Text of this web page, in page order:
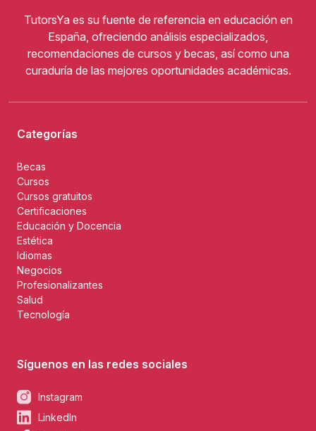
TutorsYa es su fuente de referencia en educación en
España, ofreciendo análisis especializados,
recomendaciones de cursos y becas, así como una
curaduría de las mejores oportunidades académicas.
Categorías
Becas
Cursos
Cursos gratuitos
Certificaciones
Educación y Docencia
Estética
Idiomas
Negocios
Profesionalizantes
Salud
Tecnología
Síguenos en las redes sociales
Instagram
LinkedIn